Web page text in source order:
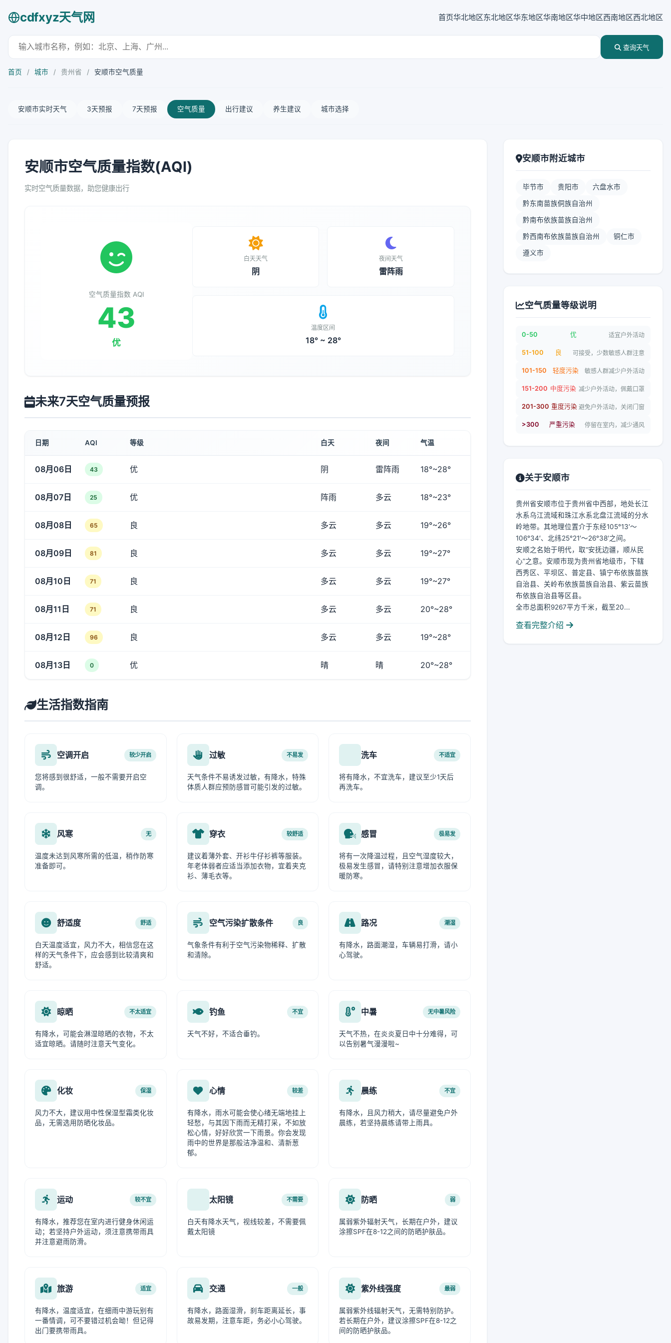
cdfxyz天气网 首页华北地区东北地区华东地区华南地区华中地区西南地区西北地区
查询天气
首页 / 城市 / 贵州省 / 安顺市空气质量
安顺市实时天气 3天预报 7天预报 空气质量 出行建议 养生建议 城市选择
安顺市空气质量指数(AQI)
实时空气质量数据，助您健康出行
空气质量指数 AQI
43
优
白天天气
阴
夜间天气
雷阵雨
温度区间
18° ~ 28°
未来7天空气质量预报
日期 AQI 等级 白天 夜间 气温
08月06日 43 优 阴 雷阵雨 18°~28°
08月07日 25 优 阵雨 多云 18°~23°
08月08日 65 良 多云 多云 19°~26°
08月09日 81 良 多云 多云 19°~27°
08月10日 71 良 多云 多云 19°~27°
08月11日 71 良 多云 多云 20°~28°
08月12日 96 良 多云 多云 19°~28°
08月13日 0 优 晴 晴 20°~28°
生活指数指南
空调开启 较少开启
您将感到很舒适，一般不需要开启空
调。
过敏 不易发
天气条件不易诱发过敏，有降水，特殊
体质人群应预防感冒可能引发的过敏。
洗车 不适宜
将有降水，不宜洗车，建议至少1天后
再洗车。
风寒 无
温度未达到风寒所需的低温，稍作防寒
准备即可。
穿衣 较舒适
建议着薄外套、开衫牛仔衫裤等服装。
年老体弱者应适当添加衣物，宜着夹克
衫、薄毛衣等。
感冒 极易发
将有一次降温过程，且空气湿度较大，
极易发生感冒，请特别注意增加衣服保
暖防寒。
舒适度 舒适
白天温度适宜，风力不大，相信您在这
样的天气条件下，应会感到比较清爽和
舒适。
空气污染扩散条件 良
气象条件有利于空气污染物稀释、扩散
和清除。
路况 潮湿
有降水，路面潮湿，车辆易打滑，请小
心驾驶。
晾晒 不太适宜
有降水，可能会淋湿晾晒的衣物，不太
适宜晾晒。请随时注意天气变化。
钓鱼 不宜
天气不好，不适合垂钓。
中暑 无中暑风险
天气不热，在炎炎夏日中十分难得，可
以告别暑气漫漫啦~
化妆 保湿
风力不大，建议用中性保湿型霜类化妆
品，无需选用防晒化妆品。
心情 较差
有降水，雨水可能会使心绪无端地挂上
轻愁，与其因下雨而无精打采，不如放
松心情，好好欣赏一下雨景。你会发现
雨中的世界是那般洁净温和、清新葱
郁。
晨练 不宜
有降水，且风力稍大，请尽量避免户外
晨练，若坚持晨练请带上雨具。
运动 较不宜
有降水，推荐您在室内进行健身休闲运
动；若坚持户外运动，须注意携带雨具
并注意避雨防滑。
太阳镜 不需要
白天有降水天气，视线较差，不需要佩
戴太阳镜
防晒 弱
属弱紫外辐射天气，长期在户外，建议
涂擦SPF在8-12之间的防晒护肤品。
旅游 适宜
有降水，温度适宜，在细雨中游玩别有
一番情调，可不要错过机会呦！但记得
出门要携带雨具。
交通 一般
有降水，路面湿滑，刹车距离延长，事
故易发期，注意车距，务必小心驾驶。
紫外线强度 最弱
属弱紫外线辐射天气，无需特别防护。
若长期在户外，建议涂擦SPF在8-12之
间的防晒护肤品。
安顺市附近城市
毕节市 贵阳市 六盘水市
黔东南苗族侗族自治州
黔南布依族苗族自治州
黔西南布依族苗族自治州 铜仁市
遵义市
空气质量等级说明
0-50 优 适宜户外活动
51-100 良 可接受，少数敏感人群注意
101-150 轻度污染 敏感人群减少户外活动
151-200 中度污染 减少户外活动，佩戴口罩
201-300 重度污染 避免户外活动，关闭门窗
>300 严重污染 停留在室内，减少通风
关于安顺市
贵州省安顺市位于贵州省中西部，地处长江
水系乌江流域和珠江水系北盘江流域的分水
岭地带。其地理位置介于东经105°13′～
106°34′、北纬25°21′～26°38′之间。
安顺之名始于明代，取“安抚边疆，顺从民
心”之意。安顺市现为贵州省地级市，下辖
西秀区、平坝区、普定县、镇宁布依族苗族
自治县、关岭布依族苗族自治县、紫云苗族
布依族自治县等区县。
全市总面积9267平方千米，截至20...
查看完整介绍